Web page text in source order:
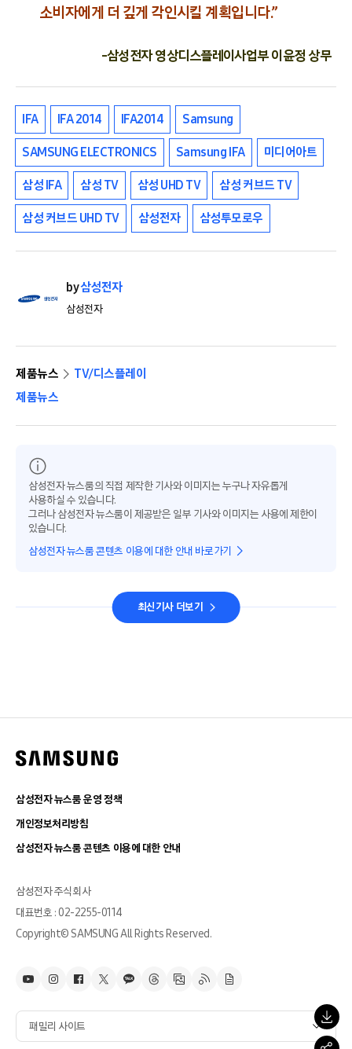
소비자에게 더 깊게 각인시킬 계획입니다.”
-삼성전자 영상디스플레이사업부 이윤정 상무
IFA IFA 2014 IFA2014 Samsung
SAMSUNG ELECTRONICS Samsung IFA 미디어아트
삼성 IFA 삼성 TV 삼성 UHD TV 삼성 커브드 TV
삼성 커브드 UHD TV 삼성전자 삼성투모로우
by삼성전자
삼성전자
제품뉴스
TV/디스플레이
제품뉴스
삼성전자 뉴스룸의 직접 제작한 기사와 이미지는 누구나 자유롭게
사용하실 수 있습니다.
그러나 삼성전자 뉴스룸이 제공받은 일부 기사와 이미지는 사용에 제한이
있습니다.
삼성전자 뉴스룸 콘텐츠 이용에 대한 안내 바로가기
최신기사 더보기
삼성전자 뉴스룸 운영 정책
개인정보처리방침
삼성전자 뉴스룸 콘텐츠 이용에 대한 안내
삼성전자 주식회사
대표번호 : 02-2255-0114
Copyright© SAMSUNG All Rights Reserved.
패밀리 사이트